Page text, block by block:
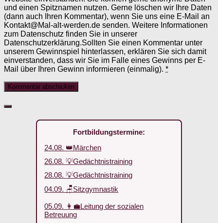
und einen Spitznamen nutzen. Gerne löschen wir Ihre Daten
(dann auch Ihren Kommentar), wenn Sie uns eine E-Mail an
Kontakt@Mal-alt-werden.de senden. Weitere Informationen
zum Datenschutz finden Sie in unserer
Datenschutzerklärung.Sollten Sie einen Kommentar unter
unserem Gewinnspiel hinterlassen, erklären Sie sich damit
einverstanden, dass wir Sie im Falle eines Gewinns per E-
Mail über Ihren Gewinn informieren (einmalig). *
Fortbildungstermine:
24.08. 👑Märchen
26.08. 💡Gedächtnistraining
28.08. 💡Gedächtnistraining
04.09. 🪑Sitzgymnastik
05.09. 👩‍💼Leitung der sozialen
Betreuung